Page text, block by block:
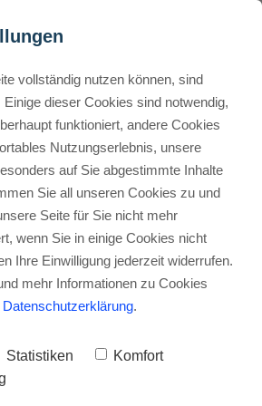
erstellen
Tool
& Audio:
für Profi-
Sternchen (*) sind Affiliate-Links. Kaufst
eine Provision – ohne Mehrkosten für
vollständig nutzen können, sind
dieser Cookies sind notwendig,
funktioniert, andere Cookies
Nutzungserlebnis, unsere
auf Sie abgestimmte Inhalte
Sie all unseren Cookies zu und
Seite für Sie nicht mehr
wenn Sie in einige Cookies nicht
Ihre Einwilligung jederzeit widerrufen.
mehr Informationen zu Cookies
Datenschutzerklärung.
Statistiken
Komfort